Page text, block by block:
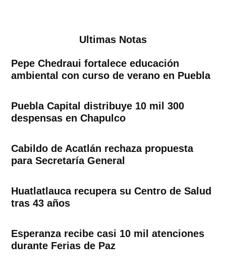
Ultimas Notas
Pepe Chedraui fortalece educación
ambiental con curso de verano en Puebla
Puebla Capital distribuye 10 mil 300
despensas en Chapulco
Cabildo de Acatlán rechaza propuesta
para Secretaría General
Huatlatlauca recupera su Centro de Salud
tras 43 años
Esperanza recibe casi 10 mil atenciones
durante Ferias de Paz